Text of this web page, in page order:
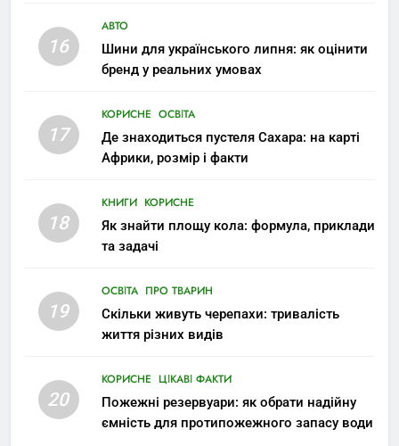
16
АВТО
Шини для українського липня: як оцінити
бренд у реальних умовах
17
КОРИСНЕ ОСВІТА
Де знаходиться пустеля Сахара: на карті
Африки, розмір і факти
18
КНИГИ КОРИСНЕ
Як знайти площу кола: формула, приклади
та задачі
19
ОСВІТА ПРО ТВАРИН
Скільки живуть черепахи: тривалість
життя різних видів
20
КОРИСНЕ ЦІКАВІ ФАКТИ
Пожежні резервуари: як обрати надійну
ємність для протипожежного запасу води